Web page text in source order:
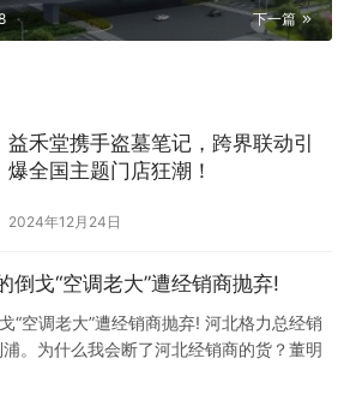
下一篇
益禾堂携手盗墓笔记，跨界联动引
爆全国主题门店狂潮！
2024年12月24日
倒戈“空调老大”遭经销商抛弃!
“空调老大”遭经销商抛弃! 河北格力总经销
。为什么我会断了河北经销商的货？董明
力总经销商(河北新兴格力电器销售有限公